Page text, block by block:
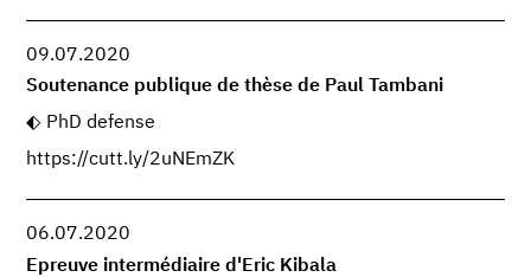
09.07.2020
Soutenance publique de thèse de Paul Tambani
PhD defense
https://cutt.ly/2uNEmZK
06.07.2020
Epreuve intermédiaire d'Eric Kibala